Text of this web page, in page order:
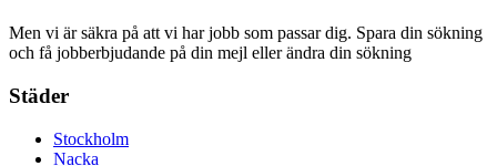
Men vi är säkra på att vi har jobb som passar dig. Spara din sökning
och få jobberbjudande på din mejl eller ändra din sökning
Städer
Stockholm
Nacka